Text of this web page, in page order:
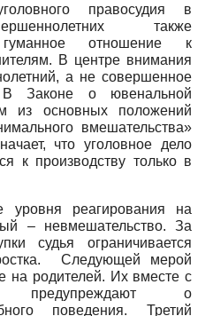
правосудия в
также
отношение к
В центре внимания
а не совершенное
Законе о ювенальной
из основных положений
вмешательства»
что уголовное дело
к производству только в
уровня реагирования на
– невмешательство. За
судья ограничивается
Следующей мерой
на родителей. Их вместе с
предупреждают о
поведения. Третий